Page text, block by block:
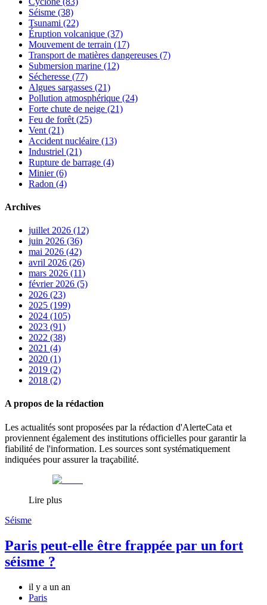
Séisme (38)
Tsunami (22)
Éruption volcanique (37)
Mouvement de terrain (17)
Transport de matières dangereuses (7)
Submersion marine (12)
Sécheresse (77)
Algues sargasses (21)
Pollution atmosphérique (24)
Forte chute de neige (21)
Feu de forêt (25)
Vent (21)
Accident nucléaire (13)
Industriel (21)
Rupture de barrage (4)
Minier (6)
Radon (4)
Archives
juillet 2026 (12)
juin 2026 (36)
mai 2026 (42)
avril 2026 (26)
mars 2026 (11)
février 2026 (5)
2026 (23)
2025 (199)
2024 (105)
2023 (91)
2022 (38)
2021 (4)
2020 (1)
2019 (2)
2018 (2)
A propos de la rédaction
Les actualités sont proposées par la rédaction d'AlerteCata et
proviennent également des institutions officielles pour garantir la
fiabilité de l'information. Les sources sont systématiquement
indiquées pour assurer la traçabilité.
Lire plus
Séisme
Paris peut-elle être frappée par un fort
séisme ?
il y a un an
Paris